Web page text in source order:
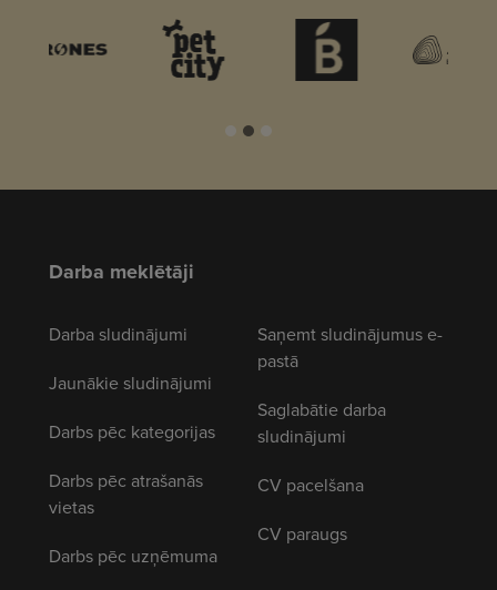
Darba meklētāji
Darba sludinājumi
Jaunākie sludinājumi
Darbs pēc kategorijas
Darbs pēc atrašanās
vietas
Darbs pēc uzņēmuma
Saņemt sludinājumus e-
pastā
Saglabātie darba
sludinājumi
CV pacelšana
CV paraugs